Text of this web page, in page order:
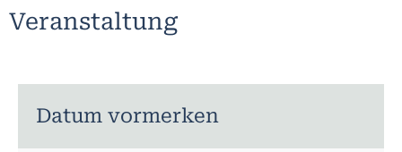
Veranstaltung
Datum vormerken